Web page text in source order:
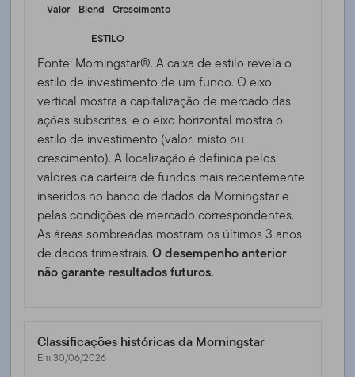
Valor Blend
Crescimento
ESTILO
Fonte: Morningstar®. A caixa de estilo revela o
estilo de investimento de um fundo. O eixo
vertical mostra a capitalização de mercado das
ações subscritas, e o eixo horizontal mostra o
estilo de investimento (valor, misto ou
crescimento). A localização é definida pelos
valores da carteira de fundos mais recentemente
inseridos no banco de dados da Morningstar e
pelas condições de mercado correspondentes.
As áreas sombreadas mostram os últimos 3 anos
de dados trimestrais.O desempenho anterior
não garante resultados futuros.
Classificações históricas da Morningstar
Em 30/06/2026